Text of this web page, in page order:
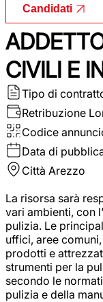
Candidati
CIVILI E
Tipo di
Retribuzione
Codice
Data di
Città Arezzo
La risorsa sarà
vari ambienti, con
pulizia. Le
uffici, aree
prodotti e
strumenti per la
secondo le
pulizia e della